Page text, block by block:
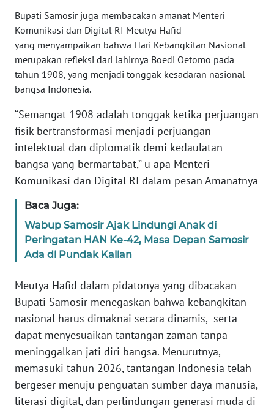
Bupati Samosir juga membacakan amanat Menteri
Komunikasi dan Digital RI Meutya Hafid
yang menyampaikan bahwa Hari Kebangkitan Nasional
merupakan refleksi dari lahirnya Boedi Oetomo pada
tahun 1908, yang menjadi tonggak kesadaran nasional
bangsa Indonesia.
“Semangat 1908 adalah tonggak ketika perjuangan
fisik bertransformasi menjadi perjuangan
intelektual dan diplomatik demi kedaulatan
bangsa yang bermartabat,” u apa Menteri
Komunikasi dan Digital RI dalam pesan Amanatnya
Baca Juga:
Wabup Samosir Ajak Lindungi Anak di
Peringatan HAN Ke-42, Masa Depan Samosir
Ada di Pundak Kalian
Meutya Hafid dalam pidatonya yang dibacakan
Bupati Samosir menegaskan bahwa kebangkitan
nasional harus dimaknai secara dinamis, serta
dapat menyesuaikan tantangan zaman tanpa
meninggalkan jati diri bangsa. Menurutnya,
memasuki tahun 2026, tantangan Indonesia telah
bergeser menuju penguatan sumber daya manusia,
literasi digital, dan perlindungan generasi muda di
WN
NUSANTARA
WN
JOGJA
JATIM
WN
BALI
KALBAR
WN
KALTENG
WN
KALTARA
WN
KALSEL
WN
KALTIM